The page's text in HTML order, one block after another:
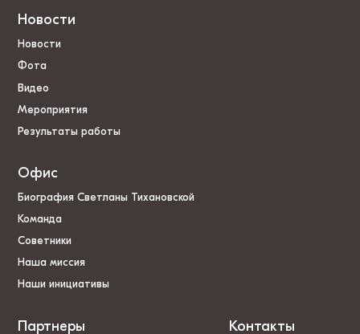
Новости
Новости
Фота
Видео
Мероприятия
Результаты работы
Офис
Биография Светланы Тихановской
Команда
Советники
Наша миссия
Наши инициативы
Партнеры Контакты